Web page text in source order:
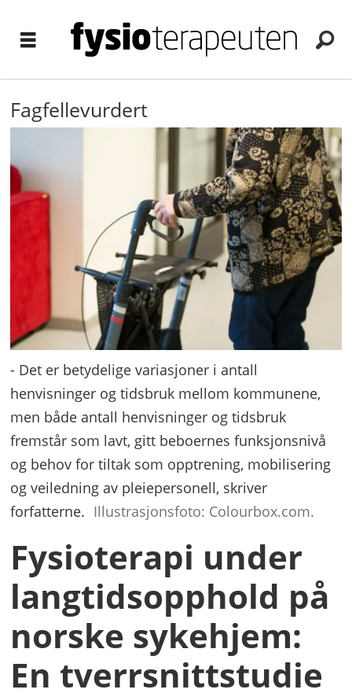
Fagfellevurdert
- Det er betydelige variasjoner i antall
henvisninger og tidsbruk mellom kommunene,
men både antall henvisninger og tidsbruk
fremstår som lavt, gitt beboernes funksjonsnivå
og behov for tiltak som opptrening, mobilisering
og veiledning av pleiepersonell, skriver
forfatterne. Illustrasjonsfoto: Colourbox.com.
Fysioterapi under
langtidsopphold på
norske sykehjem:
En tverrsnittstudie